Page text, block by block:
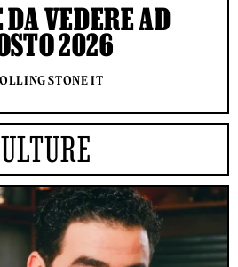
DA VEDERE AD
2026
STONE IT